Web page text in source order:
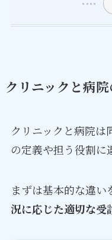
クリニックと病
クリニックと病院は
の定義や担う役割に
まずは基本的な違い
況に応じた適切な受